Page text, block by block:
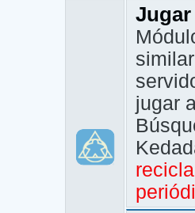
Jugar
jugar